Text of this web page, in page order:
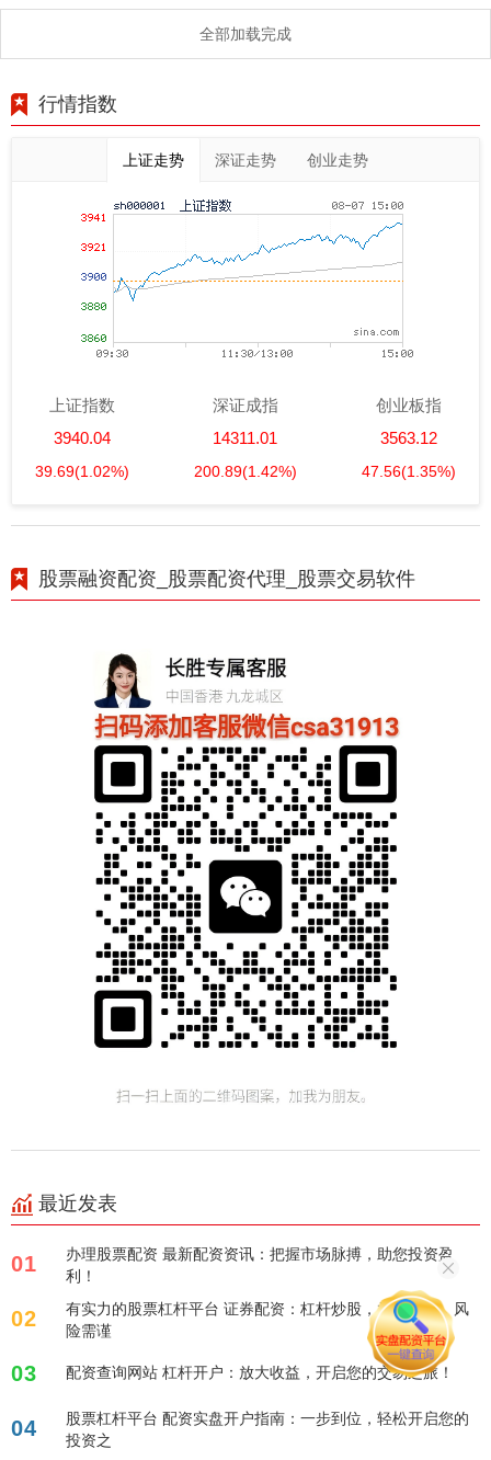
全部加载完成
行情指数
上证走势 深证走势 创业走势
上证指数
3940.04
39.69(1.02%)
深证成指
14311.01
200.89(1.42%)
创业板指
3563.12
47.56(1.35%)
股票融资配资_股票配资代理_股票交易软件
最近发表
01
办理股票配资 最新配资资讯：把握市场脉搏，助您投资盈
利！
02
有实力的股票杠杆平台 证券配资：杠杆炒股，放大收益，风
险需谨
03 配资查询网站 杠杆开户：放大收益，开启您的交易之旅！
04
股票杠杆平台 配资实盘开户指南：一步到位，轻松开启您的
投资之